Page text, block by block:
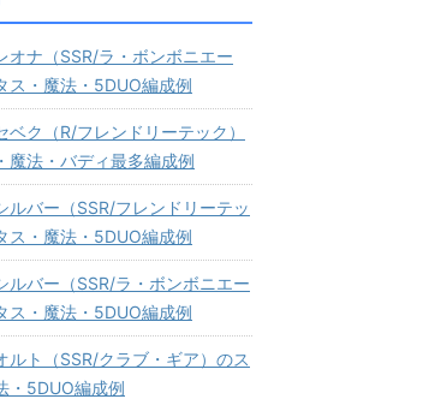
オナ（SSR/ラ・ボンボニエー
ス・魔法・5DUO編成例
ベク（R/フレンドリーテック）
魔法・バディ最多編成例
ルバー（SSR/フレンドリーテッ
ス・魔法・5DUO編成例
ルバー（SSR/ラ・ボンボニエー
ス・魔法・5DUO編成例
ルト（SSR/クラブ・ギア）のス
・5DUO編成例